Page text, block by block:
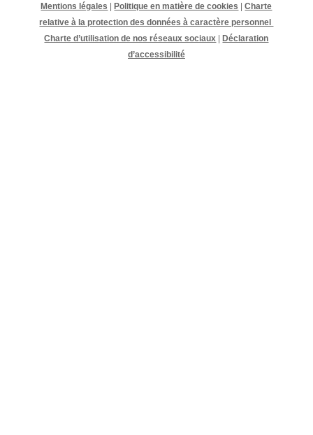
Mentions légales
Politique en matière de cookies
Charte
relative à la protection des données à caractère personnel
Charte d’utilisation de nos réseaux sociaux
Déclaration
d’accessibilité